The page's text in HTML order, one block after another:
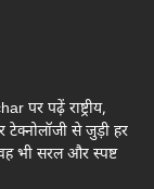
पर पढ़ें राष्ट्रीय,
टेक्नोलॉजी से जुड़ी हर
भी सरल और स्पष्ट